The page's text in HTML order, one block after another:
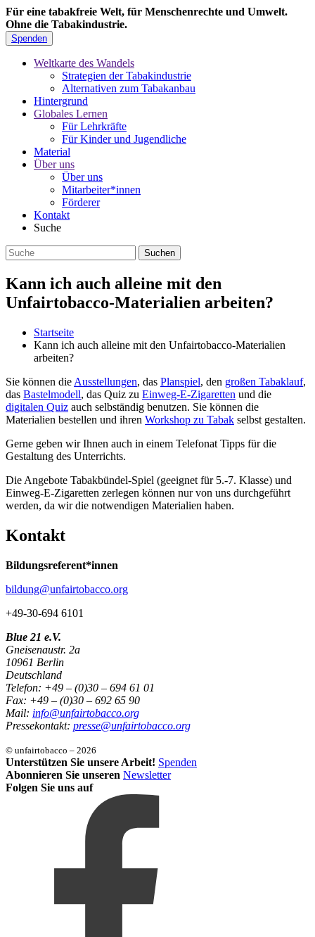
Für eine tabakfreie Welt, für Menschenrechte und Umwelt.
Ohne die Tabakindustrie.
Spenden
Weltkarte des Wandels
Strategien der Tabakindustrie
Alternativen zum Tabakanbau
Hintergrund
Globales Lernen
Für Lehrkräfte
Für Kinder und Jugendliche
Material
Über uns
Über uns
Mitarbeiter*innen
Förderer
Kontakt
Suche
Kann ich auch alleine mit den
Unfairtobacco-Materialien arbeiten?
Startseite
Kann ich auch alleine mit den Unfairtobacco-Materialien
arbeiten?
Sie können die Ausstellungen, das Planspiel, den großen Tabaklauf,
das Bastelmodell, das Quiz zu Einweg-E-Zigaretten und die
digitalen Quiz auch selbständig benutzen. Sie können die
Materialien bestellen und ihren Workshop zu Tabak selbst gestalten.
Gerne geben wir Ihnen auch in einem Telefonat Tipps für die
Gestaltung des Unterrichts.
Die Angebote Tabakbündel-Spiel (geeignet für 5.-7. Klasse) und
Einweg-E-Zigaretten zerlegen können nur von uns durchgeführt
werden, da wir die notwendigen Materialien haben.
Kontakt
Bildungsreferent*innen
bildung@unfairtobacco.org
+49-30-694 6101
Blue 21 e.V.
Gneisenaustr. 2a
10961 Berlin
Deutschland
Telefon: +49 – (0)30 – 694 61 01
Fax: +49 – (0)30 – 692 65 90
Mail: info@unfairtobacco.org
Pressekontakt: presse@unfairtobacco.org
© unfairtobacco – 2026
Unterstützen Sie unsere Arbeit! Spenden
Abonnieren Sie unseren Newsletter
Folgen Sie uns auf